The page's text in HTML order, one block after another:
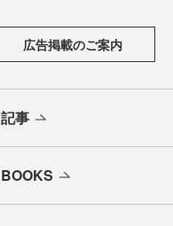
広告掲載のご案内
記事
BOOKS